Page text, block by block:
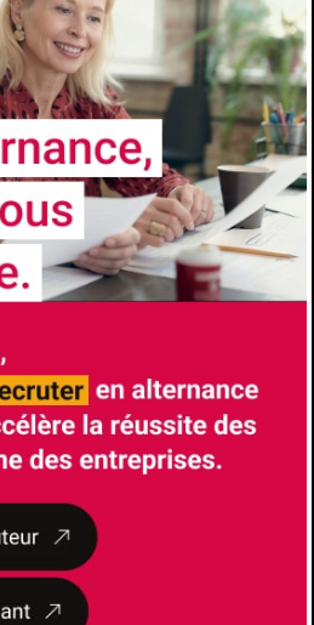
master-
chimique-
et formation chez
professionnelle accrue
Diplôme Universitaires
l’État